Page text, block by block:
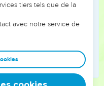
alors même que ce
façonnés.
et responsables
afin que leurs erreurs
guidiez un ministère, une
leur expérience est faite
tiers tels que de la
avec notre service de